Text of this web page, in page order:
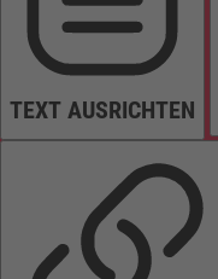
TEXT AUSRICHTEN